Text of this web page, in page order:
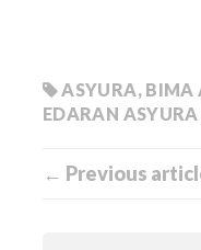
ASYURA, BIMA
EDARAN ASYURA
← Previous